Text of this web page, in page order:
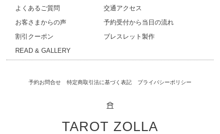
よくあるご質問
お客さまからの声
割引クーポン
READ & GALLERY
交通アクセス
予約受付から当日の流れ
ブレスレット製作
予約お問合せ 特定商取引法に基づく表記 プライバシーポリシー
𖠿
TAROT ZOLLA